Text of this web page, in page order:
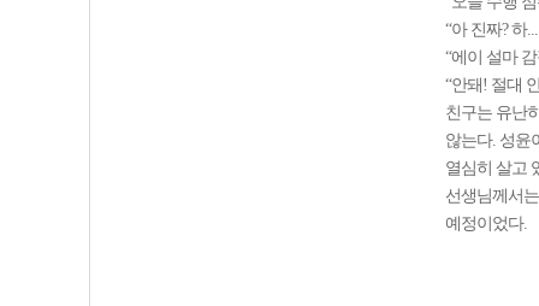
“아 진짜? 하
“에이 설마
“안돼! 절대
친구는 유난
않는다. 성윤
열심히 살고
선생님께서
예정이었다.